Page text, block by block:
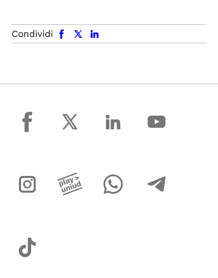
Condividi
facebook x.com linkedin
facebook